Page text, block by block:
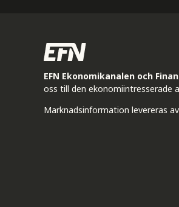
EFN Ekonomikanalen och
oss till den ekonomiintresserade
Marknadsinformation levereras